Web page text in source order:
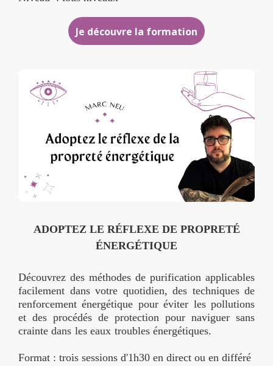
Je découvre la formation
ADOPTEZ LE RÉFLEXE DE PROPRETÉ
ÉNERGÉTIQUE
Découvrez des méthodes de purification applicables
facilement dans votre quotidien, des techniques de
renforcement énergétique pour éviter les pollutions
et des procédés de protection pour naviguer sans
crainte dans les eaux troubles énergétiques.
Format : trois sessions d'1h30 en direct ou en différé